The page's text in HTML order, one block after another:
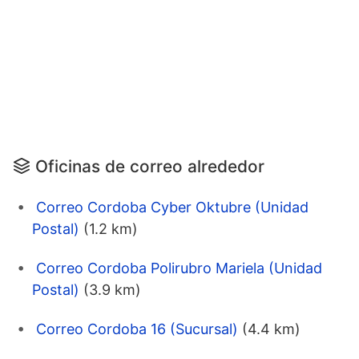
Oficinas de correo alrededor
Correo Cordoba Cyber Oktubre (Unidad
Postal) (1.2 km)
Correo Cordoba Polirubro Mariela (Unidad
Postal) (3.9 km)
Correo Cordoba 16 (Sucursal) (4.4 km)